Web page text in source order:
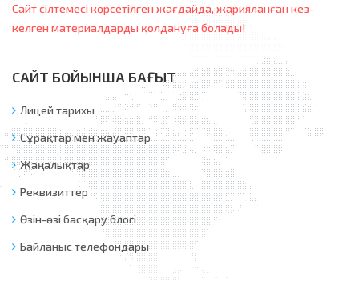
Сайт сілтемесі көрсетілген жағдайда, жарияланған кез-
келген материалдарды қолдануға болады!
САЙТ БОЙЫНША БАҒЫТ
Лицей тарихы
Сұрақтар мен жауаптар
Жаңалықтар
Реквизиттер
Өзін-өзі басқару блогі
Байланыс телефондары